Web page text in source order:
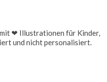
❤ Illustrationen für Kinder,
und nicht personalisiert.